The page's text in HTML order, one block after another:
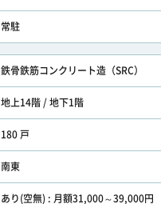
常駐
鉄骨鉄筋コンクリート造（SRC）
地上14階 / 地下1階
180 戸
南東
あり(空無) : 月額31,000～39,000円